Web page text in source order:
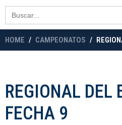
Search
for:
HOME CAMPEONATOS
REGIONAL DEL
FECHA 9